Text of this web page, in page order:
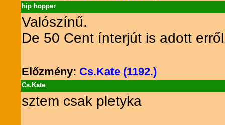
hip hopper
Valószínű.
De 50 Cent ínterjút is adott
Előzmény: Cs.Kate (1192.)
Cs.Kate
sztem csak pletyka